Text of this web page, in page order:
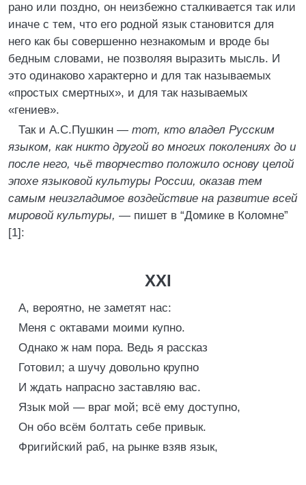
рано или поздно, он неизбежно сталкивается так или
иначе с тем, что его родной язык становится для
него как бы совершенно незнакомым и вроде бы
бедным словами, не позволяя выразить мысль. И
это одинаково характерно и для так называемых
«простых смертных», и для так называемых
«гениев».
Так и А.С.Пушкин — тот, кто владел Русским
языком, как никто другой во многих поколениях до и
после него, чьё творчество положило основу целой
эпохе языковой культуры России, оказав тем
самым неизгладимое воздействие на развитие всей
мировой культуры, — пишет в “Домике в Коломне”
[1]:
XXI
А, вероятно, не заметят нас:
Меня с октавами моими кyпно.
Однако ж нам пора. Ведь я рассказ
Готовил; а шучу довольно крупно
И ждать напрасно заставляю вас.
Язык мой — враг мой; всё ему доступно,
Он обо всём болтать себе привык.
Фригийский раб, на рынке взяв язык,